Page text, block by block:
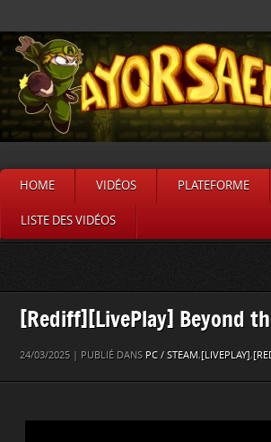
HOME VIDÉOS PLATEFORME
LISTE DES VIDÉOS
[Rediff][LivePlay] Beyond
24/03/2025 | PUBLIÉ DANS PC / STEAM,[LIVEPLAY],